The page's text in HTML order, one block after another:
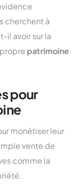
cherchent à
il avoir sur la
patrimoine
pour
monétiser leur
vente de
comme la